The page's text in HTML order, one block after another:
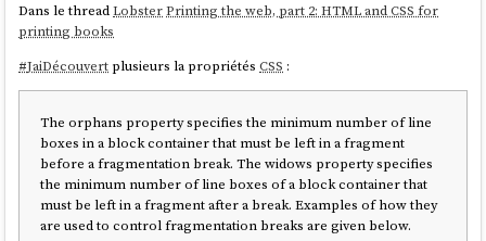
Dans le threadLobster Printing the web, part 2: HTML and CSS for
printing books
#JaiDécouvert plusieurs la propriétésCSS :
The orphans property specifies the minimum number of line
boxes in a block container that must be left in a fragment
before a fragmentation break. The widows property specifies
the minimum number of line boxes of a block container that
must be left in a fragment after a break. Examples of how they
are used to control fragmentation breaks are given below.